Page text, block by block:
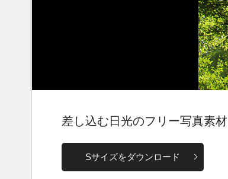
差し込む日光のフリー写真素材
Sサイズをダウンロード